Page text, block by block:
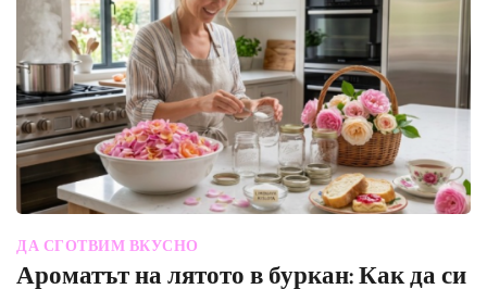
ДА СГОТВИМ ВКУСНО
Ароматът на лятото в буркан: Как да си